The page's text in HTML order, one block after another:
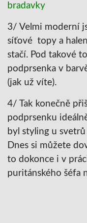
bradavky
3/ Velmi moderní
síťové topy a
stačí. Pod takové
podprsenka v
(jak už víte).
4/ Tak konečně
podprsenku
byl styling u
Dnes si můžete
to dokonce i v
puritánského šéfa